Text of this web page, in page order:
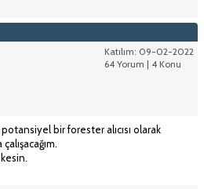
Katılım: 09-02-2022
64 Yorum | 4 Konu
bir forester alıcısı olarak